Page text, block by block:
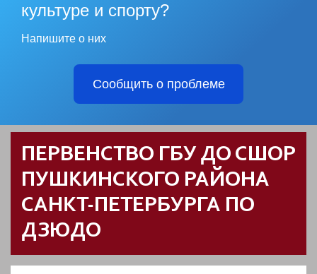
культуре и спорту?
Напишите о них
Сообщить о проблеме
ПЕРВЕНСТВО ГБУ ДО СШОР
ПУШКИНСКОГО РАЙОНА
САНКТ-ПЕТЕРБУРГА ПО
ДЗЮДО